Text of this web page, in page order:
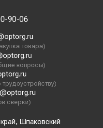
90-06
товара)
вопросы)
сверки)
Шпаковский